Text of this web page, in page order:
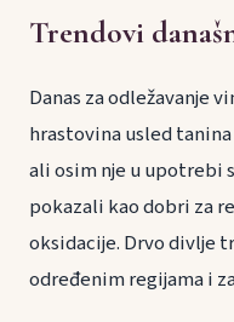
Trendovi
Danas za odležavanje
hrastovina usled
ali osim nje u upotrebi
pokazali kao dobri za
oksidacije. Drvo divlje
određenim regijama i